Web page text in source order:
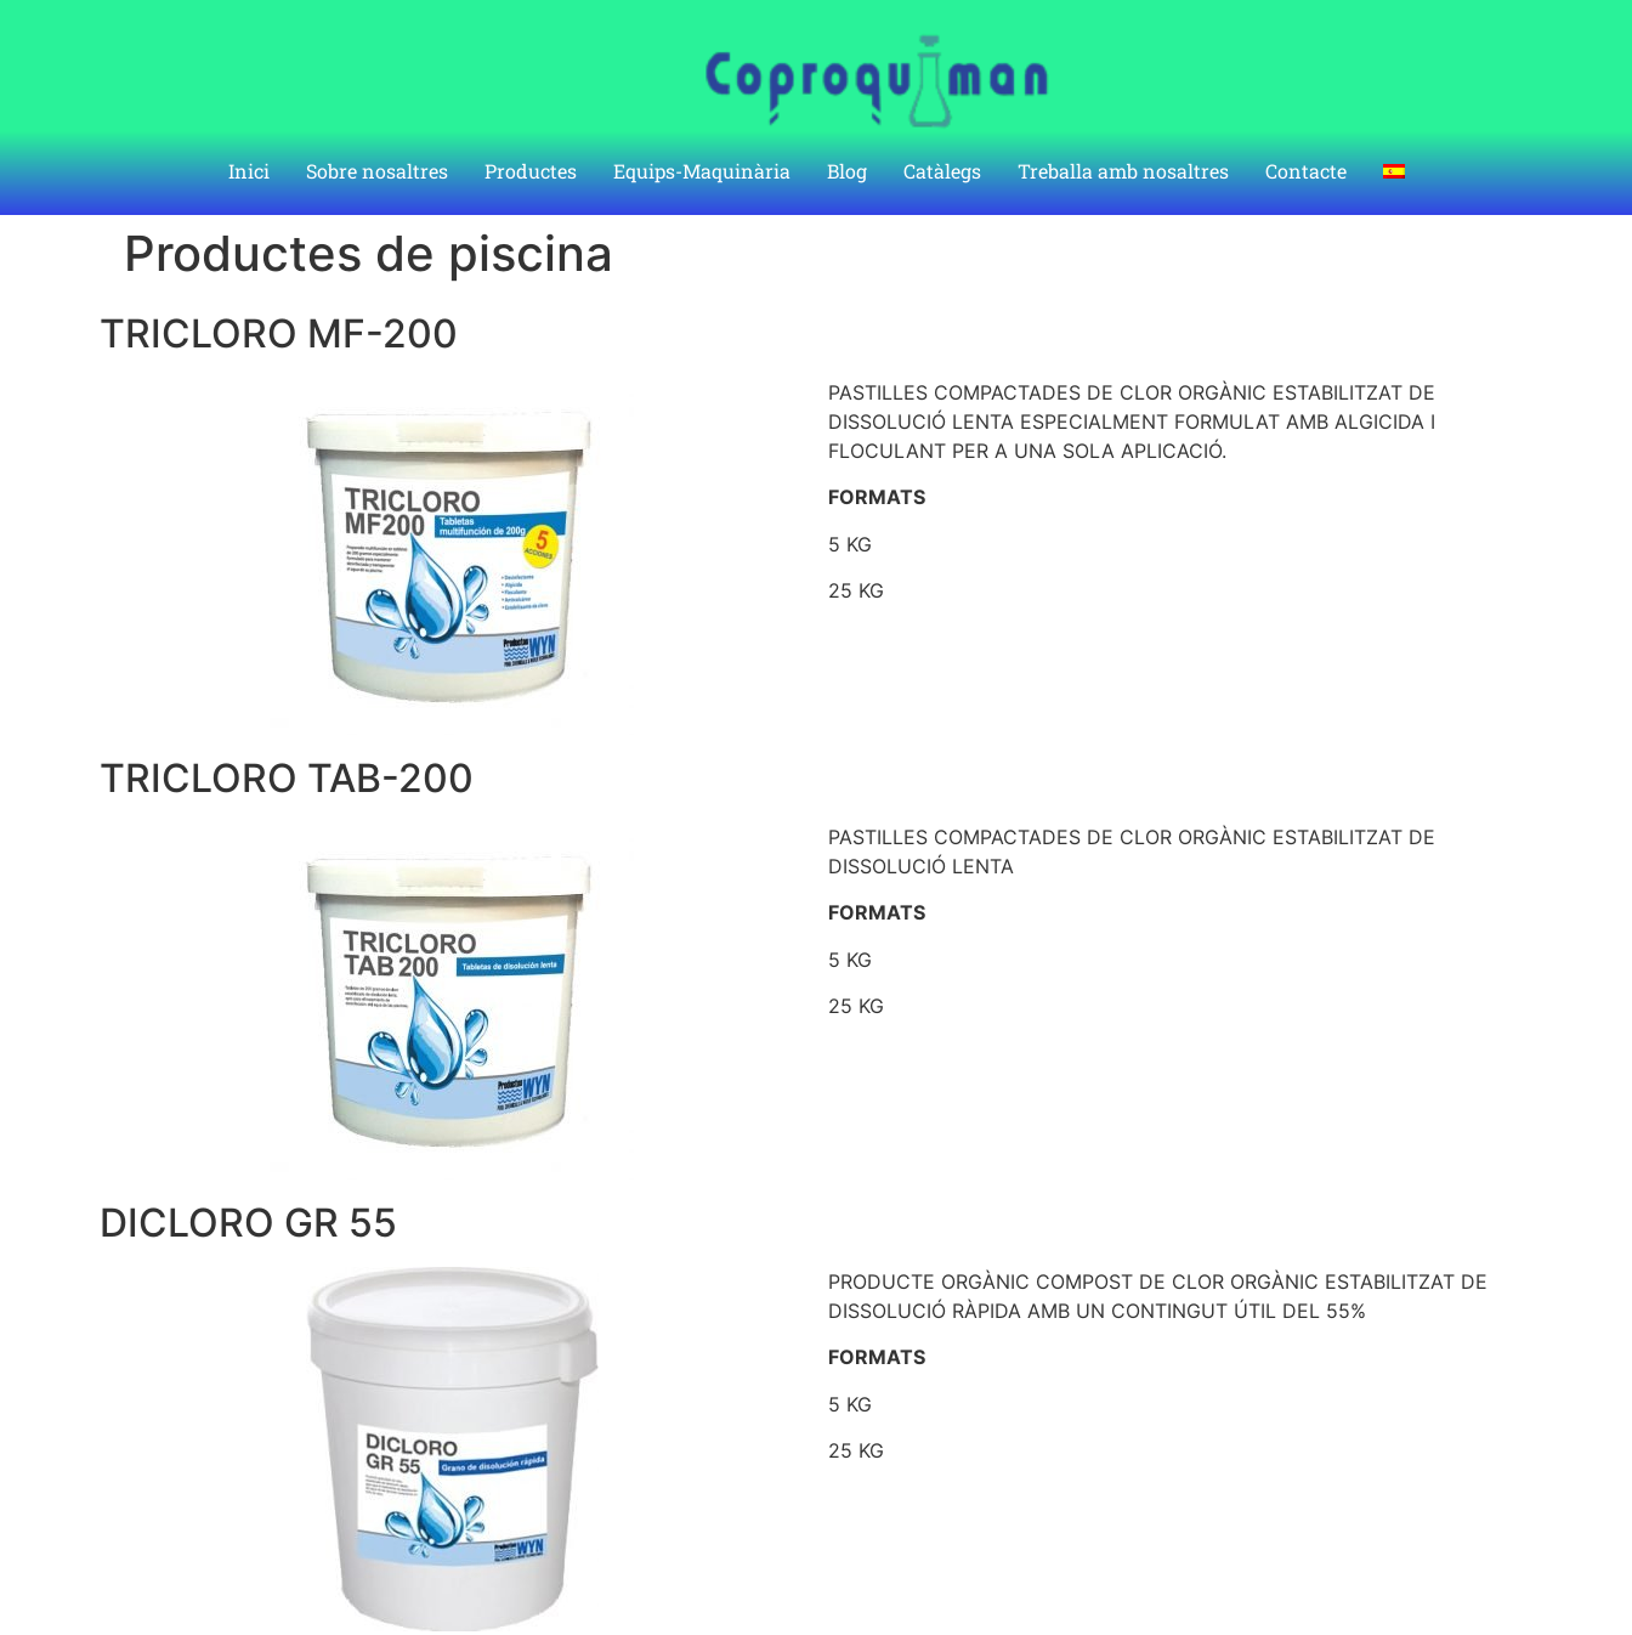
Inici Sobre nosaltres Productes Equips-Maquinària Blog Catàlegs Treballa amb nosaltres Contacte
Productes de piscina
TRICLORO MF-200
PASTILLES COMPACTADES DE CLOR ORGÀNIC ESTABILITZAT DE
DISSOLUCIÓ LENTA ESPECIALMENT FORMULAT AMB ALGICIDA I
FLOCULANT PER A UNA SOLA APLICACIÓ.
FORMATS
5 KG
25 KG
TRICLORO TAB-200
PASTILLES COMPACTADES DE CLOR ORGÀNIC ESTABILITZAT DE
DISSOLUCIÓ LENTA
FORMATS
5 KG
25 KG
DICLORO GR 55
PRODUCTE ORGÀNIC COMPOST DE CLOR ORGÀNIC ESTABILITZAT DE
DISSOLUCIÓ RÀPIDA AMB UN CONTINGUT ÚTIL DEL 55%
FORMATS
5 KG
25 KG